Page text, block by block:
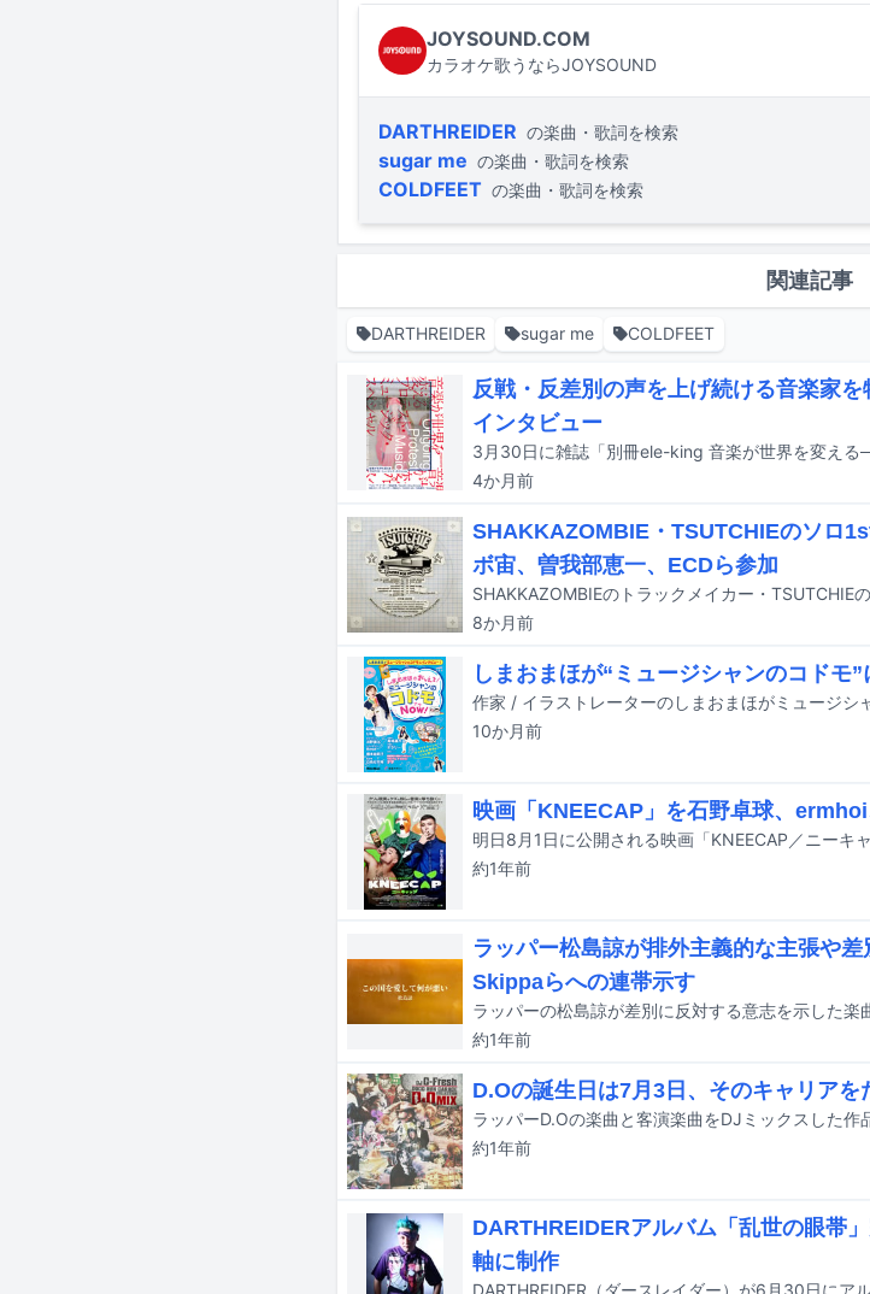
JOYSOUND.COM
カラオケ歌うならJOYSOUND
DARTHREIDER の楽曲・歌詞を検索
sugar me の楽曲・歌詞を検索
COLDFEET の楽曲・歌詞を検索
関連記事
DARTHREIDER sugar me COLDFEET
反戦・反差別の声を上げ続ける音楽家
インタビュー
4か月前
SHAKKAZOMBIE・TSUTCHIEのソロ
ボ宙、曽我部恵一、ECDら参加
8か月前
しまおまほが“ミュージシャンのコドモ
10か月前
映画「KNEECAP」を石野卓球、
約1年前
ラッパー松島諒が排外主義的な主張や
Skippaらへの連帯示す
約1年前
D.Oの誕生日は7月3日、そのキャリア
約1年前
DARTHREIDERアルバム「乱世の眼帯
軸に制作